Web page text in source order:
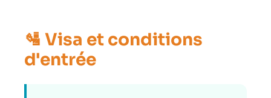
🛂 Visa et conditions
d'entrée